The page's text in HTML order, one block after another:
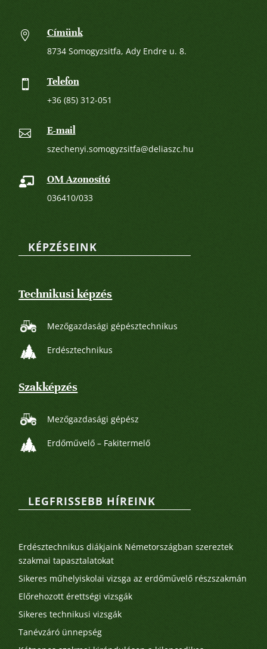
 Címünk
8734 Somogyzsitfa, Ady Endre u. 8.
 Telefon
+36 (85) 312-051
 E-mail
szechenyi.somogyzsitfa@deliaszc.hu
 OM Azonosító
036410/033
KÉPZÉSEINK
Technikusi képzés
Mezőgazdasági gépésztechnikus
Erdésztechnikus
Szakképzés
Mezőgazdasági gépész
Erdőművelő – Fakitermelő
LEGFRISSEBB HÍREINK
Erdésztechnikus diákjaink Németországban szereztek
szakmai tapasztalatokat
Sikeres műhelyiskolai vizsga az erdőművelő részszakmán
Előrehozott érettségi vizsgák
Sikeres technikusi vizsgák
Tanévzáró ünnepség